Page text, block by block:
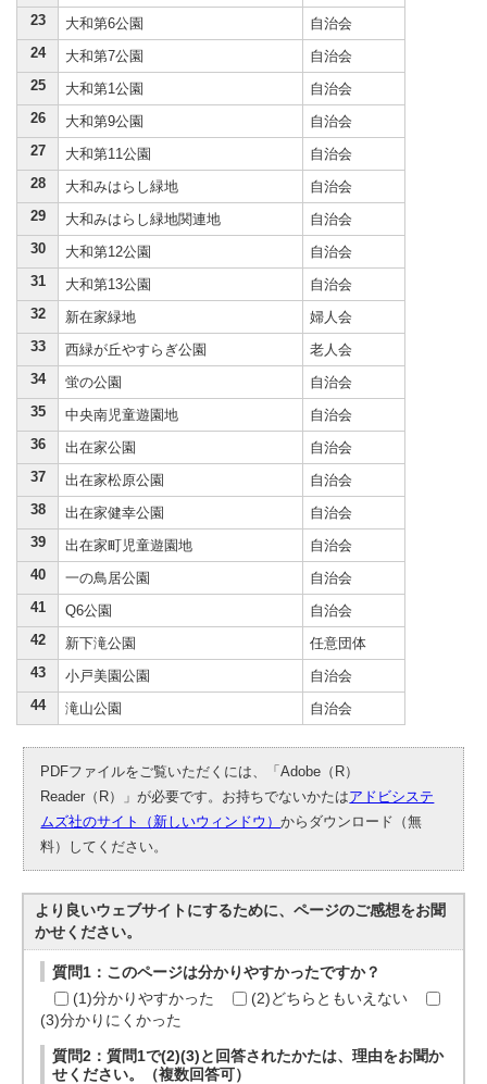
23
大和第6公園
自治会
24
大和第7公園
自治会
25
大和第1公園
自治会
26
大和第9公園
自治会
27
大和第11公園
自治会
28
大和みはらし緑地
自治会
29
大和みはらし緑地関連地
自治会
30
大和第12公園
自治会
31
大和第13公園
自治会
32
新在家緑地
婦人会
33
西緑が丘やすらぎ公園
老人会
34
蛍の公園
自治会
35
中央南児童遊園地
自治会
36
出在家公園
自治会
37
出在家松原公園
自治会
38
出在家健幸公園
自治会
39
出在家町児童遊園地
自治会
40
一の鳥居公園
自治会
41
Q6公園
自治会
42
新下滝公園
任意団体
43
小戸美園公園
自治会
44
滝山公園 自治会
PDFファイルをご覧いただくには、「Adobe（R）
Reader（R）」が必要です。お持ちでないかたはアドビシステ
ムズ社のサイト（新しいウィンドウ）からダウンロード（無
料）してください。
より良いウェブサイトにするために、ページのご感想をお聞
かせください。
質問1：このページは分かりやすかったですか？
(1)分かりやすかった
(2)どちらともいえない
(3)分かりにくかった
質問2：質問1で(2)(3)と回答されたかたは、理由をお聞か
せください。（複数回答可）